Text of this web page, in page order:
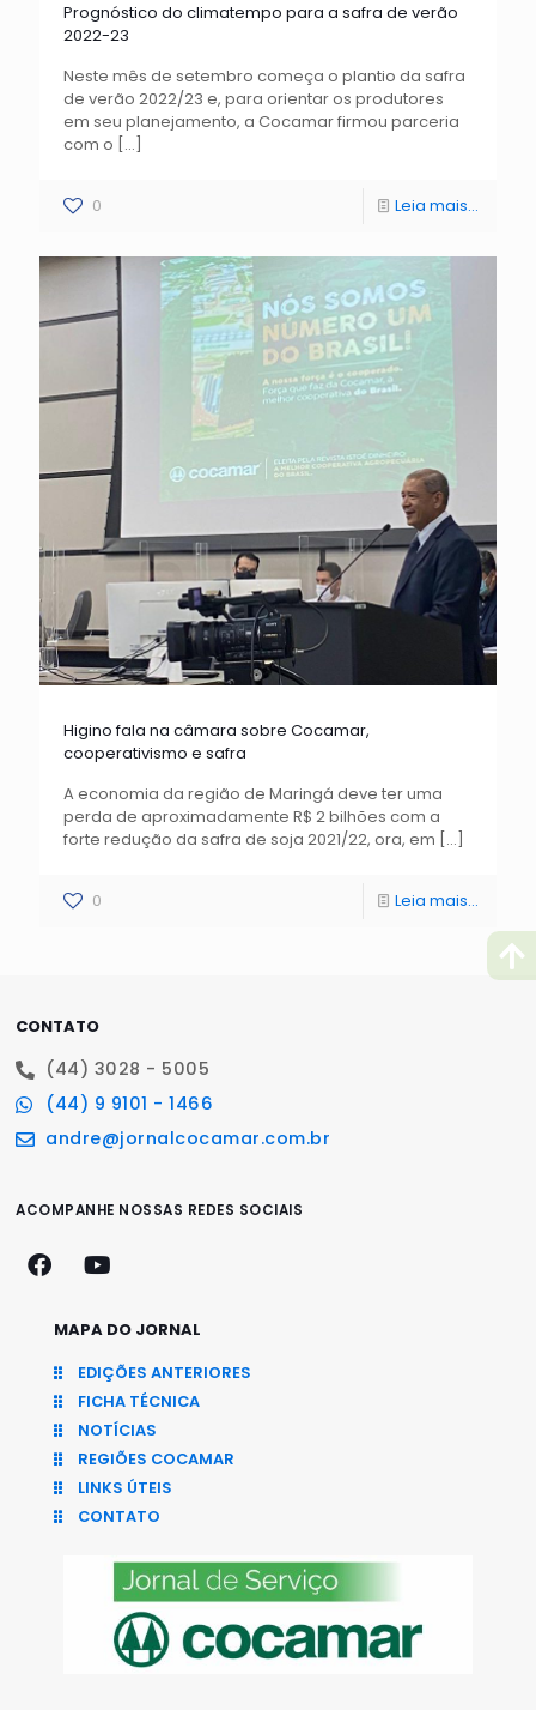
Prognóstico do climatempo para a safra de verão
2022-23
Neste mês de setembro começa o plantio da safra
de verão 2022/23 e, para orientar os produtores
em seu planejamento, a Cocamar firmou parceria
com o […]
0 Leia mais...
Higino fala na câmara sobre Cocamar,
cooperativismo e safra
A economia da região de Maringá deve ter uma
perda de aproximadamente R$ 2 bilhões com a
forte redução da safra de soja 2021/22, ora, em […]
0 Leia mais...
CONTATO
(44) 3028 - 5005
(44) 9 9101 - 1466
andre@jornalcocamar.com.br
ACOMPANHE NOSSAS REDES SOCIAIS
MAPA DO JORNAL
EDIÇÕES ANTERIORES
FICHA TÉCNICA
NOTÍCIAS
REGIÕES COCAMAR
LINKS ÚTEIS
CONTATO